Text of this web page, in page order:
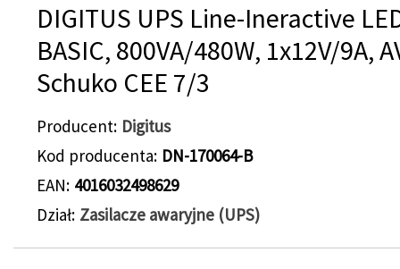
DIGITUS UPS Line-Ineractive
BASIC, 800VA/480W, 1x12V/9A,
Schuko CEE 7/3
Producent Digitus
Kod producenta DN-170064-B
EAN 4016032498629
Dział Zasilacze awaryjne (UPS)